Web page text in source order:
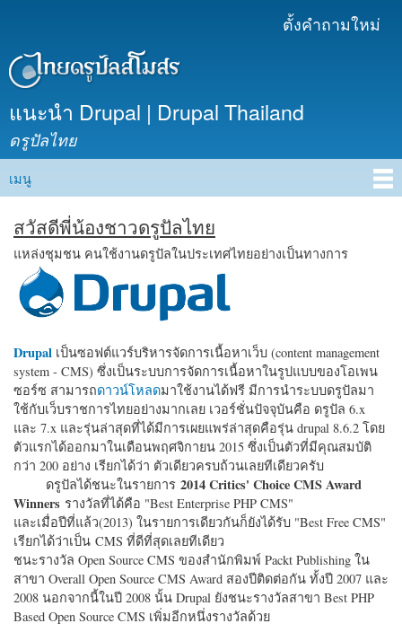
เนื้อหา
ตั้งคำถามใหม่
แนะนำ Drupal | Drupal Thailand
ดรูปัลไทย
Main menu
เมนู
สวัสดีพี่น้องชาวดรูปัลไทย
แหล่งชุมชน คนใช้งานดรูปัลในประเทศไทยอย่างเป็นทางการ
Drupal เป็นซอฟต์แวร์บริหารจัดการเนื้อหาเว็บ (content management
system - CMS) ซึ่งเป็นระบบการจัดการเนื้อหาในรูปแบบของโอเพน
ซอร์ซ สามารถดาวน์โหลดมาใช้งานได้ฟรี มีการนำระบบดรูปัลมา
ใช้กับเว็บราชการไทยอย่างมากเลย เวอร์ชั่นปัจจุบันคือ ดรูปัล 6.x
และ 7.x และรุ่นล่าสุดที่ได้มีการเผยแพร่ล่าสุดคือรุ่น drupal 8.6.2 โดย
ตัวแรกได้ออกมาในเดือนพฤศจิกายน 2015 ซึ่งเป็นตัวที่มีคุณสมบัติ
กว่า 200 อย่าง เรียกได้ว่า ตัวเดียวครบถ้วนเลยทีเดียวครับ
ดรูปัลได้ชนะในรายการ 2014 Critics' Choice CMS Award
Winners รางวัลที่ได้คือ "Best Enterprise PHP CMS"
และเมื่อปีที่แล้ว(2013) ในรายการเดียวกันก็ยังได้รับ "Best Free CMS"
เรียกได้ว่าเป็น CMS ที่ดีที่สุดเลยทีเดียว
ชนะรางวัล Open Source CMS ของสำนักพิมพ์ Packt Publishing ใน
สาขา Overall Open Source CMS Award สองปีติดต่อกัน ทั้งปี 2007 และ
2008 นอกจากนี้ในปี 2008 นั้น Drupal ยังชนะรางวัลสาขา Best PHP
Based Open Source CMS เพิ่มอีกหนึ่งรางวัลด้วย